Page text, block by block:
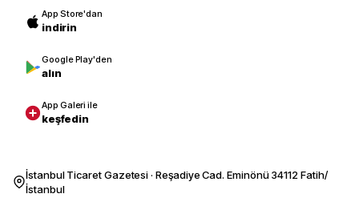
App Store'dan
indirin
Google Play'den
alın
App Galeri ile
keşfedin
İstanbul Ticaret Gazetesi · Reşadiye Cad. Eminönü 34112 Fatih/
İstanbul